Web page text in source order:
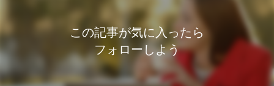
この記事が気に入ったら
フォローしよう